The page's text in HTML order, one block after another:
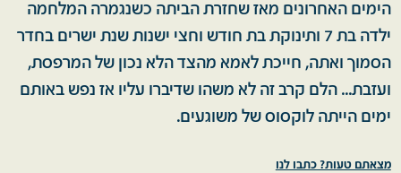
הימים האחרונים מאז שחזרת הביתה כשנגמרה המלחמה
ילדה בת 7 ותינוקת בת חודש וחצי ישנות שנת ישרים בחדר
הסמוך ואתה, חייכת לאמא מהצד הלא נכון של המרפסת,
ועזבת... הלם קרב זה לא משהו שדיברו עליו אז נפש באותם
ימים הייתה לוקסוס של משוגעים.
מצאתם טעות? כתבו לנו